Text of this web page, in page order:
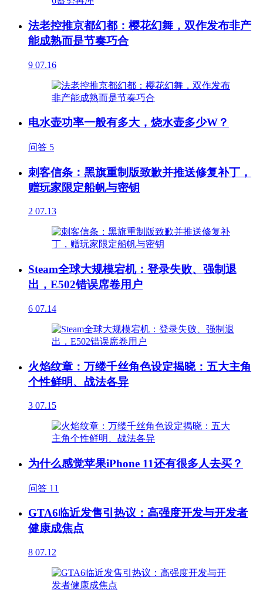
法老控推京都幻都：樱花幻舞，双作发布非产
能成熟而是节奏巧合
9 07.16
电水壶功率一般有多大，烧水壶多少W？
问答 5
刺客信条：黑旗重制版致歉并推送修复补丁，
赠玩家限定船帆与密钥
2 07.13
Steam全球大规模宕机：登录失败、强制退
出，E502错误席卷用户
6 07.14
火焰纹章：万缕千丝角色设定揭晓：五大主角
个性鲜明、战法各异
3 07.15
为什么感觉苹果iPhone 11还有很多人去买？
问答 11
GTA6临近发售引热议：高强度开发与开发者
健康成焦点
8 07.12